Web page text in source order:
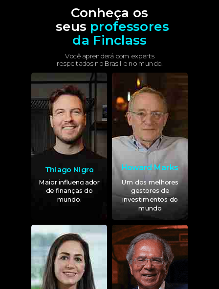
Conheça os
seus professores
da Finclass
Você aprenderá com experts
respeitados no Brasil e no mundo.
Maior influenciador
de finanças do
mundo.
Thiago Nigro
Um dos melhores
gestores de
investimentos do
mundo
Howard Marks